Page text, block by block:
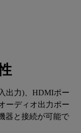
出力)、HDMIポー
ーディオ出力ポー
器と接続が可能で